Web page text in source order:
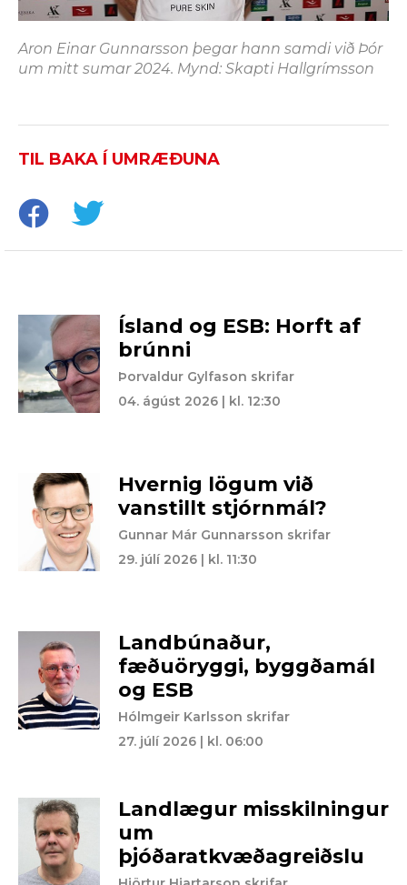
Aron Einar Gunnarsson þegar hann samdi við Þór
um mitt sumar 2024. Mynd: Skapti Hallgrímsson
TIL BAKA Í UMRÆÐUNA
Ísland og ESB: Horft af
brúnni
Þorvaldur Gylfason skrifar
04. ágúst 2026 | kl. 12:30
Hvernig lögum við
vanstillt stjórnmál?
Gunnar Már Gunnarsson skrifar
29. júlí 2026 | kl. 11:30
Landbúnaður,
fæðuöryggi, byggðamál
og ESB
Hólmgeir Karlsson skrifar
27. júlí 2026 | kl. 06:00
Landlægur misskilningur
um
þjóðaratkvæðagreiðslu